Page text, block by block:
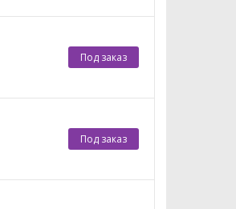
Под заказ
Под заказ